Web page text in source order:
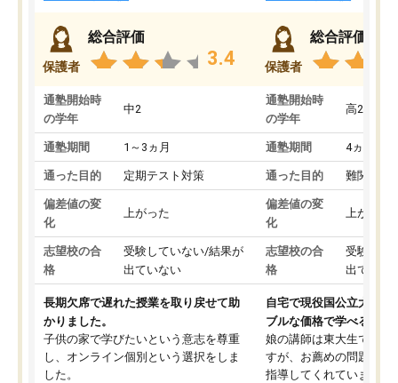
保護者
総合評価
3.4
通塾開始時
の学年
中2
通塾期間 1～3ヵ月
通った目的 定期テスト対策
偏差値の変
化
上がった
志望校の合
格
受験していない/結果が
出ていない
長期欠席で遅れた授業を取り戻せて助
かりました。
子供の家で学びたいという意志を尊重
し、オンライン個別という選択をしま
した。
保護者
総合評価
通塾開始時
の学年
高2
通塾期間 4ヵ月～1
通った目的 難関私立
偏差値の変
化
上がった
志望校の合
格
受験して
出ていな
自宅で現役国公立大学生
ブルな価格で学べる
娘の講師は東大生では無
すが、お薦めの問題集や
指導してくれています。